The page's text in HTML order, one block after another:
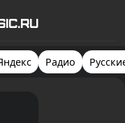
Радио